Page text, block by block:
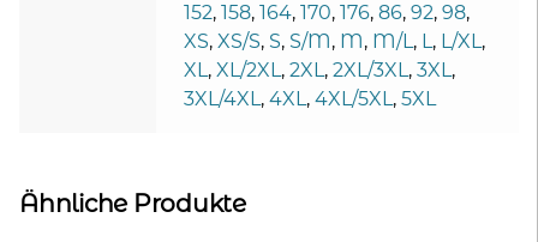
152, 158, 164, 170, 176, 86, 92, 98,
XS, XS/S, S, S/M, M, M/L, L, L/XL,
XL, XL/2XL, 2XL, 2XL/3XL, 3XL,
3XL/4XL, 4XL, 4XL/5XL, 5XL
Ähnliche Produkte